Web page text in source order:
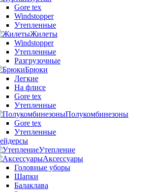
Gore tex
Windstopper
Утепленные
Жилеты
Windstopper
Утепленные
Разгрузочные
Брюки
Легкие
На флисе
Gore tex
Утепленные
Полукомбинезоны
Gore tex
Утепленные
Утепление
Аксессуары
Головные уборы
Шапки
Балаклава